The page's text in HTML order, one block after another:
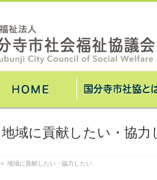
地域に貢献したい・協力
» 地域に貢献したい・協力したい